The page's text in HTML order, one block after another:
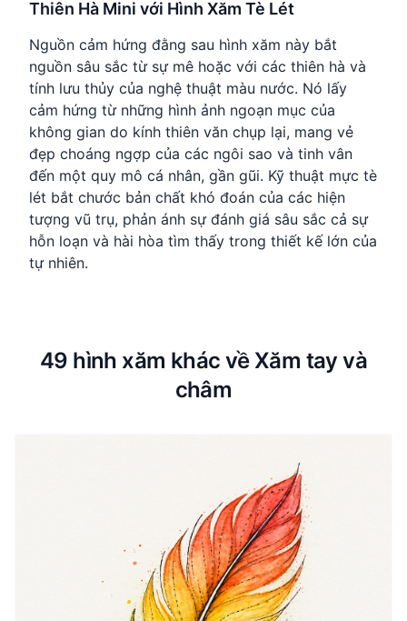
Thiên Hà Mini với Hình Xăm Tè Lét
Nguồn cảm hứng đằng sau hình xăm này bắt
nguồn sâu sắc từ sự mê hoặc với các thiên hà và
tính lưu thủy của nghệ thuật màu nước. Nó lấy
cảm hứng từ những hình ảnh ngoạn mục của
không gian do kính thiên văn chụp lại, mang vẻ
đẹp choáng ngợp của các ngôi sao và tinh vân
đến một quy mô cá nhân, gần gũi. Kỹ thuật mực tè
lét bắt chước bản chất khó đoán của các hiện
tượng vũ trụ, phản ánh sự đánh giá sâu sắc cả sự
hỗn loạn và hài hòa tìm thấy trong thiết kế lớn của
tự nhiên.
49 hình xăm khác về Xăm tay và
châm